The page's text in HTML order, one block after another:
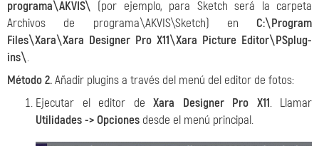
programa\AKVIS\ (por ejemplo, para Sketch será la carpeta
Archivos de programa\AKVIS\Sketch) en C:\Program
Files\Хara\Хara Designer Pro X11\Хara Picture Editor\PSplug-
ins\.
Método 2.Añadir plugins a través del menú del editor de fotos:
Ejecutar el editor de Xara Designer Pro X11. Llamar
Utilidades -> Opciones desde el menú principal.